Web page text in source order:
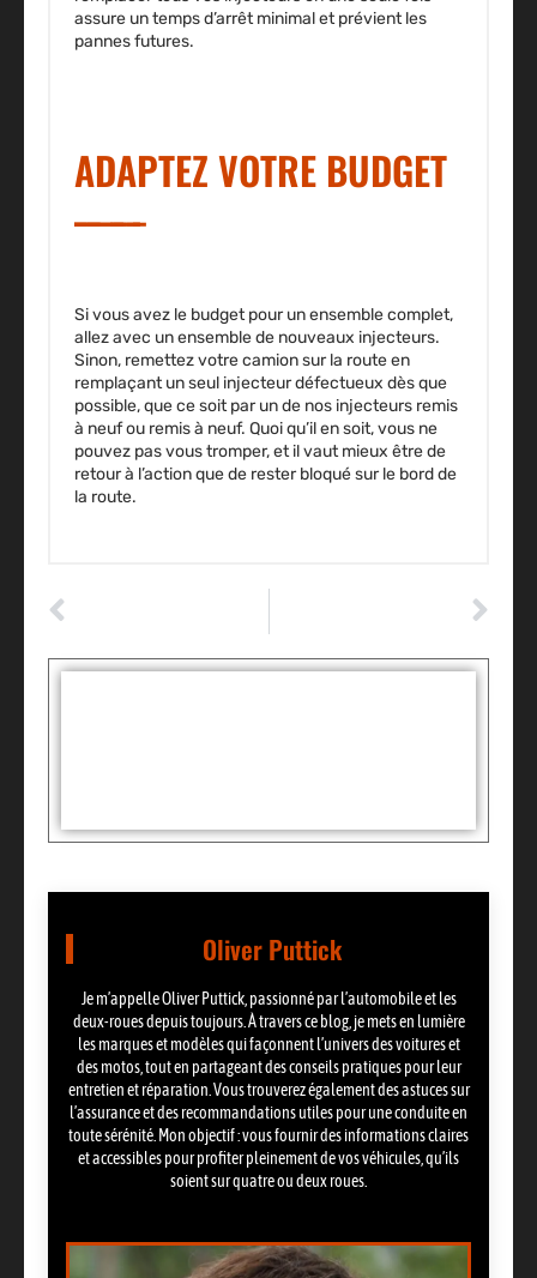
assure un temps d’arrêt minimal et prévient les
pannes futures.
ADAPTEZ VOTRE BUDGET
Si vous avez le budget pour un ensemble complet,
allez avec un ensemble de nouveaux injecteurs.
Sinon, remettez votre camion sur la route en
remplaçant un seul injecteur défectueux dès que
possible, que ce soit par un de nos injecteurs remis
à neuf ou remis à neuf. Quoi qu’il en soit, vous ne
pouvez pas vous tromper, et il vaut mieux être de
retour à l’action que de rester bloqué sur le bord de
la route.
Oliver Puttick
Je m’appelle Oliver Puttick, passionné par l’automobile et les
deux-roues depuis toujours. À travers ce blog, je mets en lumière
les marques et modèles qui façonnent l’univers des voitures et
des motos, tout en partageant des conseils pratiques pour leur
entretien et réparation. Vous trouverez également des astuces sur
l’assurance et des recommandations utiles pour une conduite en
toute sérénité. Mon objectif : vous fournir des informations claires
et accessibles pour profiter pleinement de vos véhicules, qu’ils
soient sur quatre ou deux roues.